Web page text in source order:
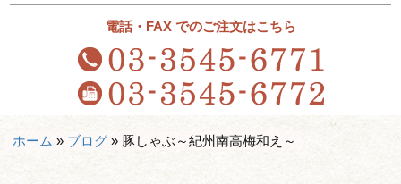
電話・FAX でのご注文はこちら
ホーム » ブログ » 豚しゃぶ～紀州南高梅和え～